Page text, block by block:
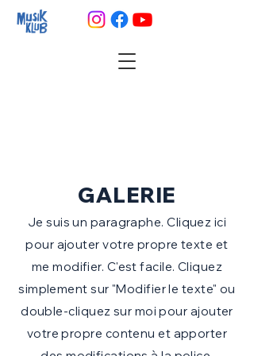
GALERIE
Je suis un paragraphe. Cliquez ici
pour ajouter votre propre texte et
me modifier. C'est facile. Cliquez
simplement sur "Modifier le texte" ou
double-cliquez sur moi pour ajouter
votre propre contenu et apporter